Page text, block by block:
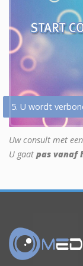
5. U wordt
Uw consult met
U gaat pas vanaf